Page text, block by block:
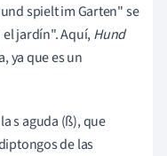
spielt im Garten" se
jardín". Aquí,Hund
ya que es un
s aguda (ß), que
de las